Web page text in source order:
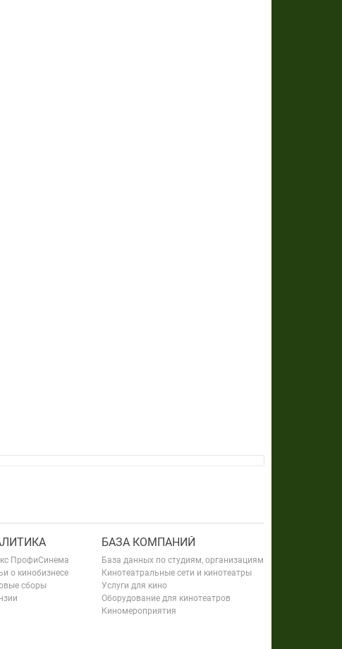
ПрофиСинема
о кинобизнесе
сборы
БАЗА КОМПАНИЙ
База данных по студиям, организациям
Кинотеатральные сети и кинотеатры
Услуги для кино
Оборудование для кинотеатров
Киномероприятия